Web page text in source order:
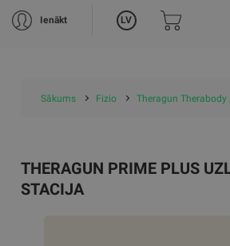
Ienākt LV
Sākums Fizio Theragun
THERAGUN PRIME PLUS
STACIJA